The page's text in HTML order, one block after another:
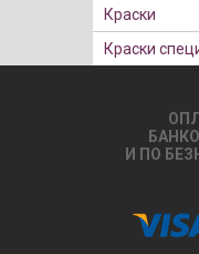
Краски
Краски
И ПО